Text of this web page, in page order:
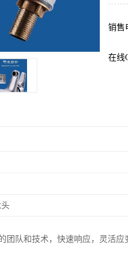
销售
在线
团队和技术，快速响应，灵活